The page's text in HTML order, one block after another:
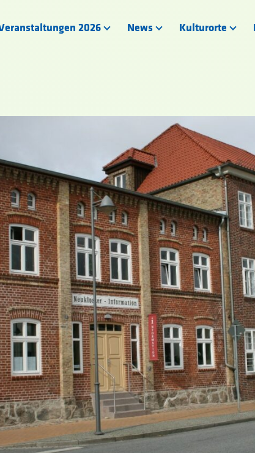
2026 News Kulturorte